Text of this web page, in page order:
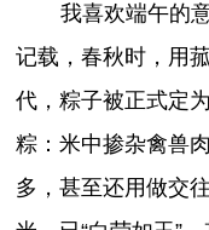
我喜欢端午的
记载，春秋时，用
代，粽子被正式定
粽：米中掺杂禽兽
多，甚至还用做交